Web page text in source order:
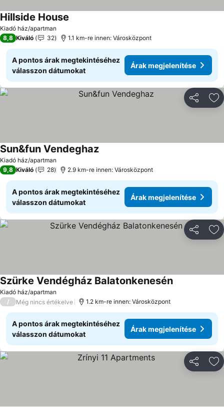
Kiadó ház/apartman
Hillside House
8,8 Kiváló 32 1.1 km-re innen: Városközpont
A pontos árak megtekintéséhez
válasszon dátumokat
Árak megjelenítése
Kiadó ház/apartman
Sun&fun VendeghazÁrak megjelenítése
9,8 Kiváló 28 2.9 km-re innen: Városközpont
A pontos árak megtekintéséhez
válasszon dátumokat
Árak megjelenítése
Kiadó ház/apartman
Szürke Vendégház BalatonkenesénÁrak
/ Még nincs értékelve 1.2 km-re innen: Városközpont
A pontos árak megtekintéséhez
válasszon dátumokat
Árak megjelenítése